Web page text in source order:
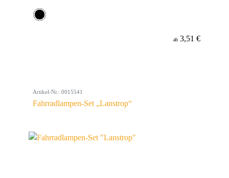
ab 3,51 €
Artikel-Nr.: 0015541
Fahrradlampen-Set „Lanstrop“